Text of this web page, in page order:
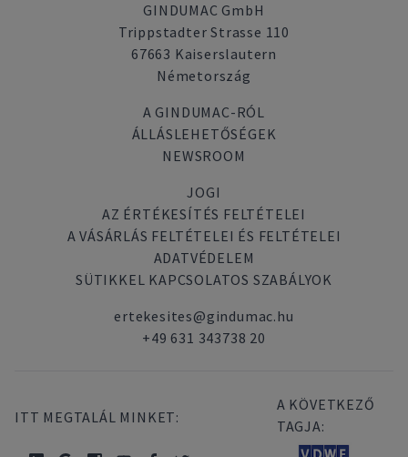
GINDUMAC GmbH
Trippstadter Strasse 110
67663 Kaiserslautern
Németország
A GINDUMAC-RÓL
ÁLLÁSLEHETŐSÉGEK
NEWSROOM
JOGI
AZ ÉRTÉKESÍTÉS FELTÉTELEI
A VÁSÁRLÁS FELTÉTELEI ÉS FELTÉTELEI
ADATVÉDELEM
SÜTIKKEL KAPCSOLATOS SZABÁLYOK
ertekesites@gindumac.hu
+49 631 343738 20
ITT MEGTALÁL MINKET:
A KÖVETKEZŐ
TAGJA: